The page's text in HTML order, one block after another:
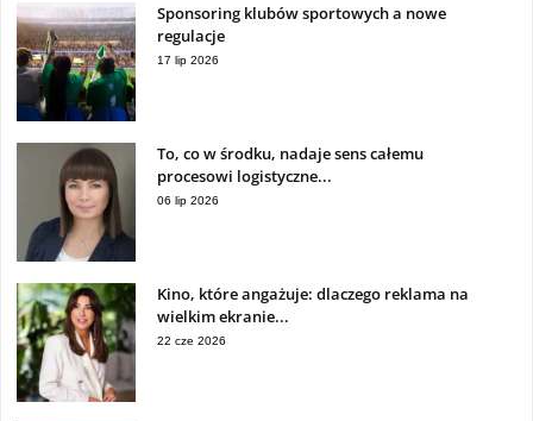
Sponsoring klubów sportowych a nowe
regulacje
17 lip 2026
To, co w środku, nadaje sens całemu
procesowi logistyczne...
06 lip 2026
Kino, które angażuje: dlaczego reklama na
wielkim ekranie...
22 cze 2026